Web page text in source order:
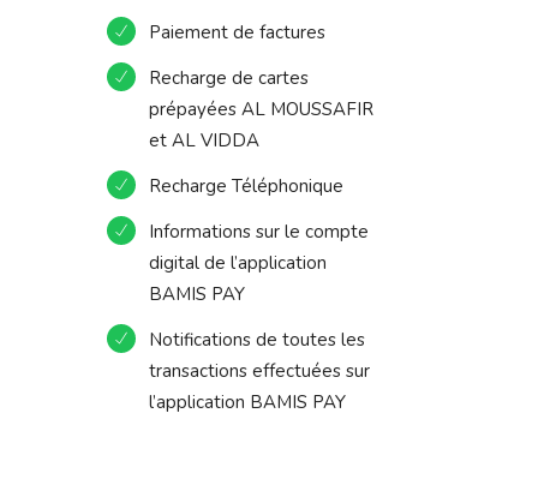
Paiement de factures
Recharge de cartes
prépayées AL MOUSSAFIR
et AL VIDDA
Recharge Téléphonique
Informations sur le compte
digital de l’application
BAMIS PAY
Notifications de toutes les
transactions effectuées sur
l’application BAMIS PAY